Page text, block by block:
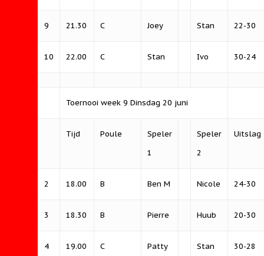
9 21.30 C Joey Stan 22-30
10 22.00 C Stan Ivo 30-24
Toernooi week 9 Dinsdag 20 juni
Tijd Poule
Speler
1
Speler
2
Uitslag
2 18.00 B Ben M Nicole 24-30
3 18.30 B Pierre Huub 20-30
4 19.00 C Patty Stan 30-28